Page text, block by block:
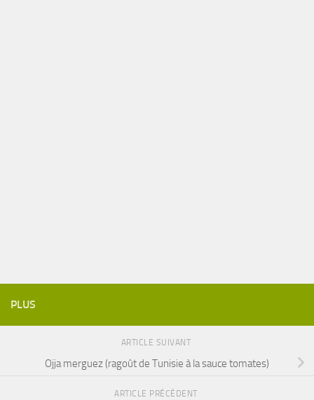
PLUS
ARTICLE SUIVANT
Ojja merguez (ragoût de Tunisie à la sauce tomates)
ARTICLE PRÉCÉDENT